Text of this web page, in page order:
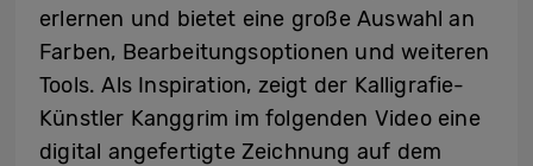
erlernen und bietet eine große Auswahl an
Farben, Bearbeitungsoptionen und weiteren
Tools. Als Inspiration, zeigt der Kalligrafie-
Künstler Kanggrim im folgenden Video eine
digital angefertigte Zeichnung auf dem